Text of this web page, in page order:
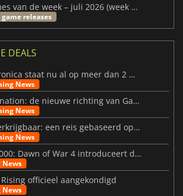
Niuwe Videogames van de week – juli 2026 (week 31)
releases
DEALS
Resident Evil Veronica staat nu al op meer dan 2 miljoen verlanglijstjes
News
Beast of Reincarnation: de nieuwe richting van Game Freak
News
Big Walk is nu verkrijgbaar: een reis gebaseerd op vriendschap
News
Warhammer 40.000: Dawn of War 4 introduceert de Necron-factie
News
officieel aangekondigd
News